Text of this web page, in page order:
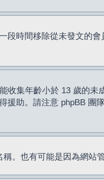
時間移除從未發文的
集年齡小於 13 歲的
助。請注意 phpBB 團
。也有可能是因為網站